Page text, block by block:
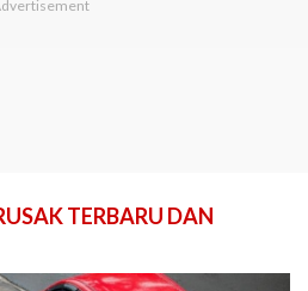
TERBARU DAN